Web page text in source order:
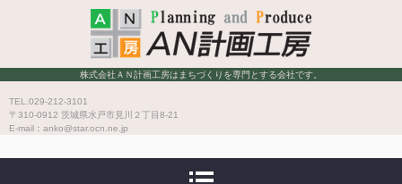
株式会社ＡＮ計画工房
株式会社ＡＮ計画工房はまちづくりを専門とする会社です。
TEL.029-212-3101
〒310-0912 茨城県水戸市見川２丁目8-21
E-mail：anko@star.ocn.ne.jp